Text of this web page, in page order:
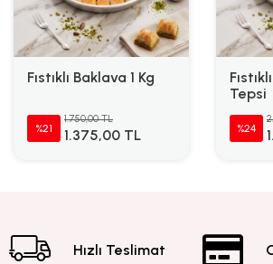
Fıstıklı Baklava 1 Kg
%21
1.750,00 TL
1.375,00 TL
Tepsi
%24
Hızlı Teslimat